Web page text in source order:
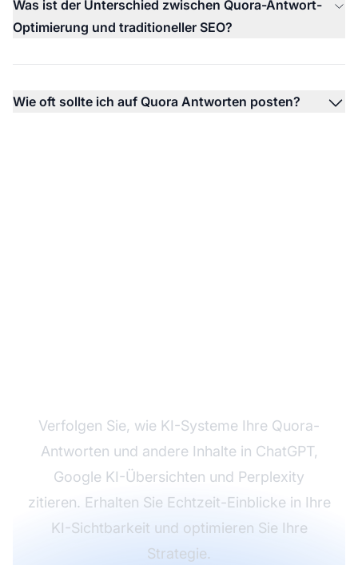
Was ist der Unterschied zwischen Quora-Antwort-
Optimierung und traditioneller SEO?
Wie oft sollte ich auf Quora Antworten posten?
Verfolgen Sie, wie KI-Systeme Ihre Quora-
Antworten und andere Inhalte in ChatGPT,
Google KI-Übersichten und Perplexity
zitieren. Erhalten Sie Echtzeit-Einblicke in Ihre
KI-Sichtbarkeit und optimieren Sie Ihre
Strategie.